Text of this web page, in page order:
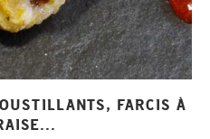
FARCIS À